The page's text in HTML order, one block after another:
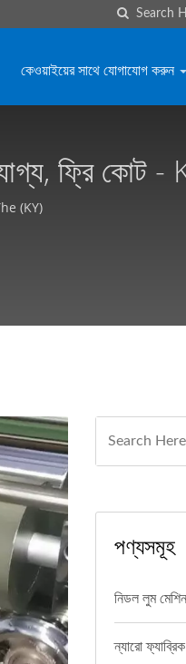
কেওয়াইয়ের সাথে যোগাযোগ করুন
ফ্রি কোট
(KY)
পণ্যসমূহ
নিডল লুম মেশিন
ন্যারো